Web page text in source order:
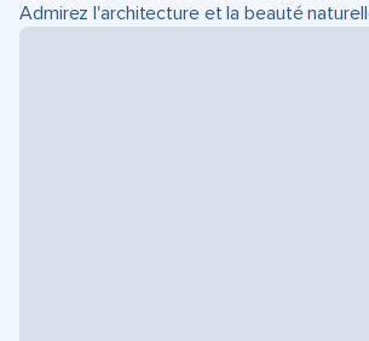
Admirez l'architecture et la beauté